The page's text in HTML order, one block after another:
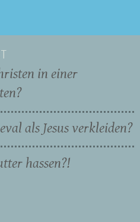
in einer
als Jesus verkleiden?
hassen?!